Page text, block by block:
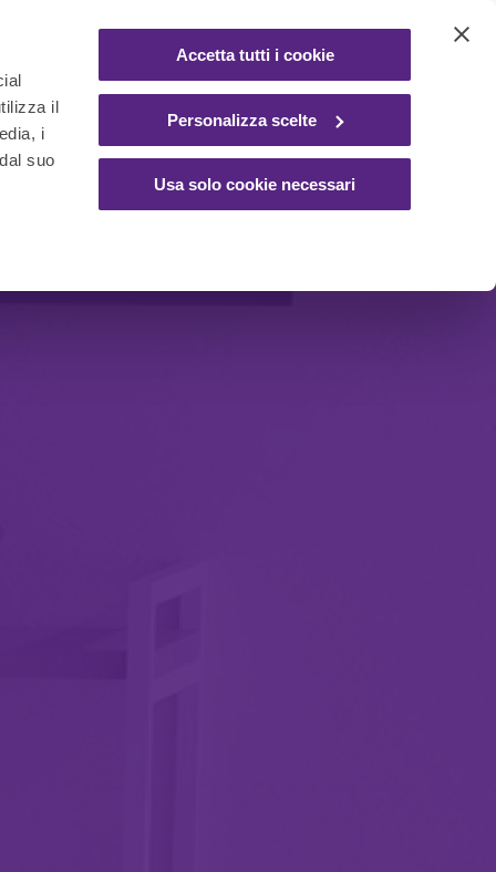
il
i
suo
Accetta tutti i cookie
Personalizza scelte
Usa solo cookie necessari